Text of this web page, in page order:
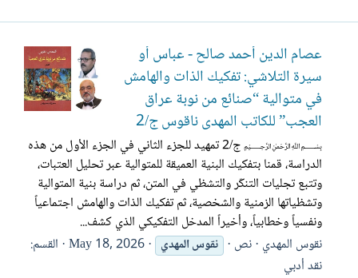
عصام الدين أحمد صالح - عباس أو
سيرة التلاشي: تفكيك الذات والهامش
في متوالية “صنائع من نوبة عراق
العجب” للكاتب المهدى ناقوس ج/2
﷽ ج/2 تمهيد للجزء الثاني في الجزء الأول من هذه
الدراسة، قمنا بتفكيك البنية العميقة للمتوالية عبر تحليل العتبات،
وتتبع تجليات التنكّر والتشظي في المتن، ثم دراسة بنية المتوالية
وتشظياتها الزمنية والشخصية، ثم تفكيك الذات والهامش اجتماعياً
ونفسياً وخطابياً، وأخيراً المدخل التفكيكي الذي كشف...
نقوس المهدي نص نقوسالمهدي May 18, 2026 القسم:
نقد أدبي